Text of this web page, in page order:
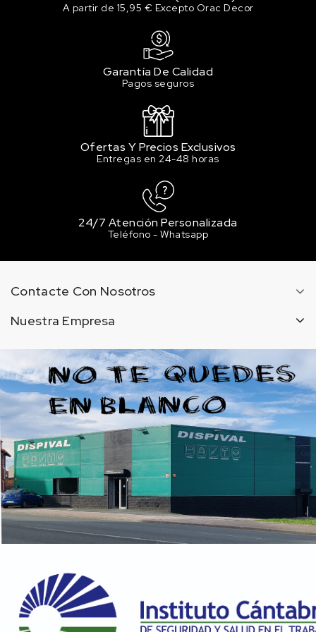
A partir de 15,95 € Excepto Orac Decor
Garantía De Calidad
Pagos seguros
Ofertas Y Precios Exclusivos
Entregas en 24-48 horas
24/7 Atención Personalizada
Teléfono - Whatsapp
Contacte Con Nosotros
Nuestra Empresa